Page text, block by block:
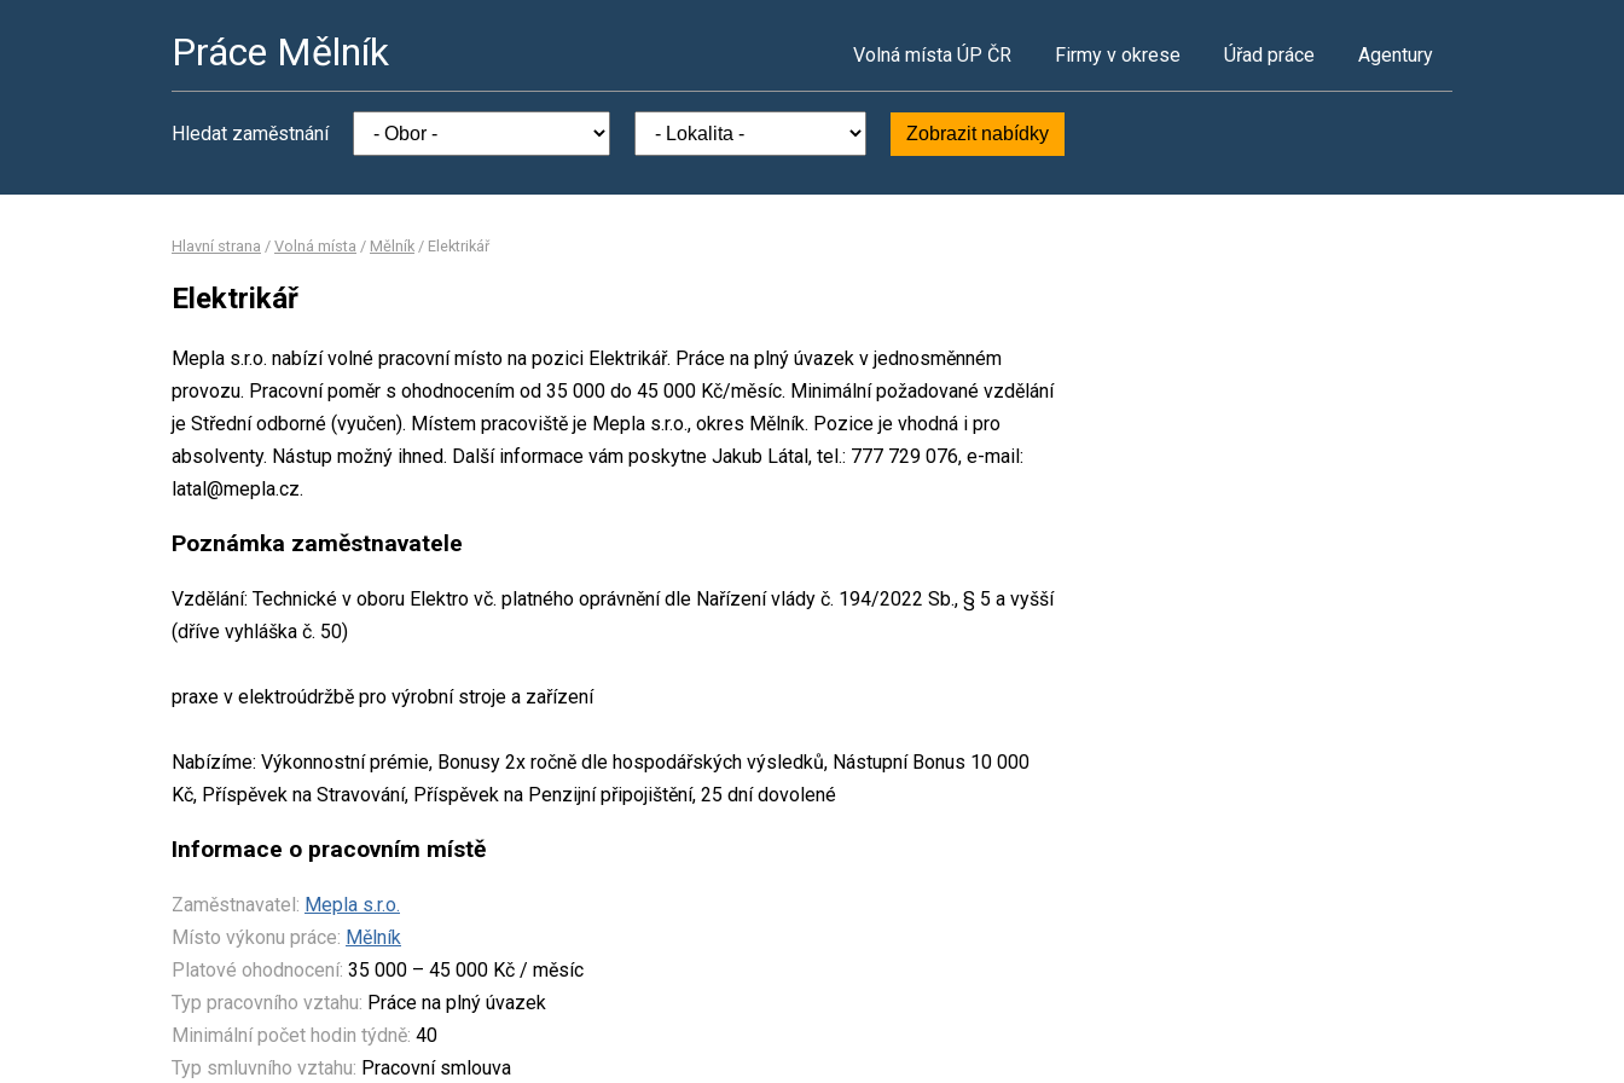
Práce Mělník Volná místa ÚP ČR Firmy v okrese Úřad práce Agentury
Hledat zaměstnání Zobrazit nabídky
Hlavní strana / Volná místa / Mělník / Elektrikář
Elektrikář
Mepla s.r.o. nabízí volné pracovní místo na pozici Elektrikář. Práce na plný úvazek v jednosměnném
provozu. Pracovní poměr s ohodnocením od 35 000 do 45 000 Kč/měsíc. Minimální požadované vzdělání
je Střední odborné (vyučen). Místem pracoviště je Mepla s.r.o., okres Mělník. Pozice je vhodná i pro
absolventy. Nástup možný ihned. Další informace vám poskytne Jakub Látal, tel.: 777 729 076, e-mail:
latal@mepla.cz.
Poznámka zaměstnavatele
Vzdělání: Technické v oboru Elektro vč. platného oprávnění dle Nařízení vlády č. 194/2022 Sb., § 5 a vyšší
(dříve vyhláška č. 50)
praxe v elektroúdržbě pro výrobní stroje a zařízení
Nabízíme: Výkonnostní prémie, Bonusy 2x ročně dle hospodářských výsledků, Nástupní Bonus 10 000
Kč, Příspěvek na Stravování, Příspěvek na Penzijní připojištění, 25 dní dovolené
Informace o pracovním místě
Zaměstnavatel: Mepla s.r.o.
Místo výkonu práce: Mělník
Platové ohodnocení: 35 000 – 45 000 Kč / měsíc
Typ pracovního vztahu: Práce na plný úvazek
Minimální počet hodin týdně: 40
Typ smluvního vztahu: Pracovní smlouva